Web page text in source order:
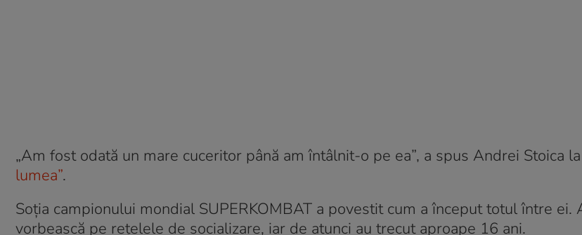
„Am fost odată un mare cuceritor până am întâlnit-o pe ea”, a spus Andrei Stoica la
lumea”.
Soția campionului mondial SUPERKOMBAT a povestit cum a început totul între ei.
vorbească pe rețelele de socializare, iar de atunci au trecut aproape 16 ani.